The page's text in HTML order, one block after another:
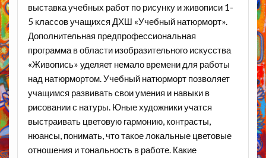
выставка учебных работ по рисунку и живописи 1-
5 классов учащихся ДХШ «Учебный натюрморт».
Дополнительная предпрофессиональная
программа в области изобразительного искусства
«Живопись» уделяет немало времени для работы
над натюрмортом. Учебный натюрморт позволяет
учащимся развивать свои умения и навыки в
рисовании с натуры. Юные художники учатся
выстраивать цветовую гармонию, контрасты,
нюансы, понимать, что такое локальные цветовые
отношения и тональность в работе. Какие